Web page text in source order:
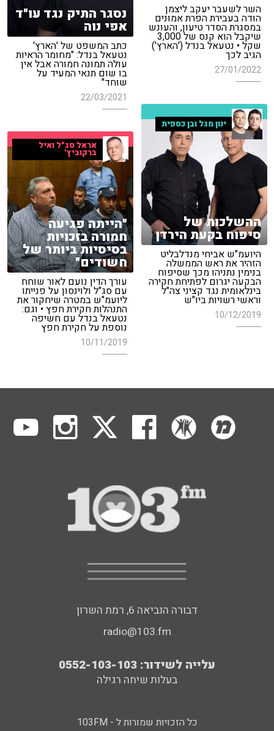
השר לשעבר יעקב ליצמן
הודה בעבירת הפרת אמונים
במסגרת הסדר טיעון, והעונש
שיקבל הוא קנס של 3,000
שקל • נטעאל בנדל ('הארץ')
הגיב לכך
27/01/2022
נסגר התיק נגד עו"ד
אפי נוה
כתב המשפט של 'הארץ'
נטעאל בנדל: "מחומר הראיות
עולה תמונה חמורה אבל אין
בו שום תנאי המעיד על
שוחד"
22/03/2021
ינון מגל ובן כספית
ההשלכות של
סיפוח בקעת הירדן
היועמ"ש אביחי מנדלבליט
הזהיר את ראש הממשלה
בנימין נתניהו מכך שסיפוח
הבקעה יגרום לפתיחת חקירה
בינלאומית נגד קציני צה"ל
וראשי רשויות ביו"ש
10/12/2019
אראל סג"ל ואיל
ברקוביץ'
"הייתה פגיעה
חמורה בזכויות
בסיסיות ביותר של
חשודים"
עורך הדין נועם לאור שוחח
עם סג"ל ולוינסון על פנייתו
ליועמ"ש במטרה שיחקור את
התנהלות חקירת חפץ • וגם:
נטעאל בנדל עם חשיפה
נוספת על חקירת חפץ
10/11/2019
דבורה הנביאה 6, רמת השרון
radio@103.fm
עלייה לשידור: 0552-103-103
בעלות שיחה רגילה
כל הזכויות שמורות ל - 103FM